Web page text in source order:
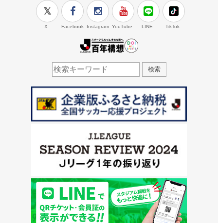
X Facebook Instagram YouTube LINE TikTok
検索